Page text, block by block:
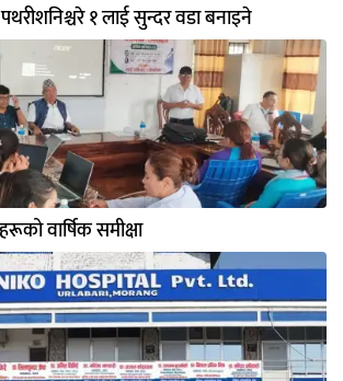
१ लाई सुन्दर वडा बनाइने
वार्षिक समीक्षा